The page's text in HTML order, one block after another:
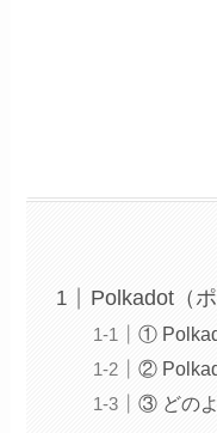
Polkadot（
①
②
③ どの